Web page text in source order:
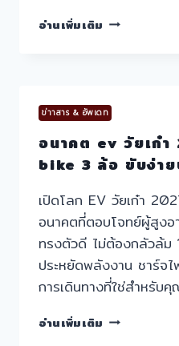
อ่านเพิ่มเติม ลุ้น
2026:
รัฐ
จ่อ
หนุน
E-
ลด
ค่า
ครอง
ข่าาสาร & อัพเดท
อนาคต ev วัยเก๋
bike 3 ล้อ ขับง่า
เปิดโลก EV วัยเก๋า
อนาคตที่ตอบโจทย์ผู้สูง
ทรงตัวดี ไม่ต้องกลัวล้ม
ประหยัดพลังงาน ชาร์จ
การเดินทางที่ใช่สำหรับ
อ่านเพิ่มเติม อนาคต